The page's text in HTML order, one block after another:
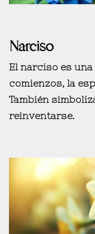
Narciso
El narciso es
comienzos, la
También
reinventarse.